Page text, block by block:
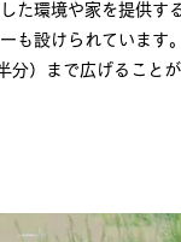
た環境や家を提供す
も設けられています。
）まで広げること